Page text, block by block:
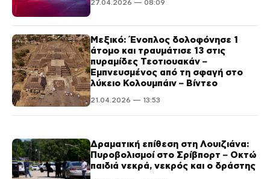
27.04.2026 — 08:09
Μεξικό: Ένοπλος δολοφόνησε 1
άτομο και τραυμάτισε 13 στις
πυραμίδες Τεοτιουακάν –
Εμπνευσμένος από τη σφαγή στο
λύκειο Κολουμπάιν – Βίντεο
21.04.2026 — 13:53
Δραματική επίθεση στη Λουιζιάνα:
Πυροβολισμοί στο Σρίβπορτ – Οκτώ
παιδιά νεκρά, νεκρός και ο δράστης